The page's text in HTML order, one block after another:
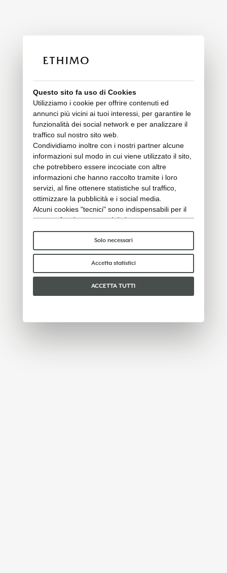
Questo sito fa uso di Cookies
Utilizziamo i cookie per offrire contenuti ed
annunci più vicini ai tuoi interessi, per garantire le
funzionalità dei social network e per analizzare il
traffico sul nostro sito web.
Condividiamo inoltre con i nostri partner alcune
informazioni sul modo in cui viene utilizzato il sito,
che potrebbero essere incociate con altre
informazioni che hanno raccolto tramite i loro
servizi, al fine ottenere statistiche sul traffico,
ottimizzare la pubblicità e i social media.
Alcuni cookies "tecnici" sono indispensabili per il
corretto funzionamento del sito e non trattano o
condividono con terzi alcun dato personale. Per
saperne di più puoi consultare la nostra
policy.
Per favore, scegli quali cookie accettare:
Solo necessari
Accetta statistici
ACCETTA TUTTI